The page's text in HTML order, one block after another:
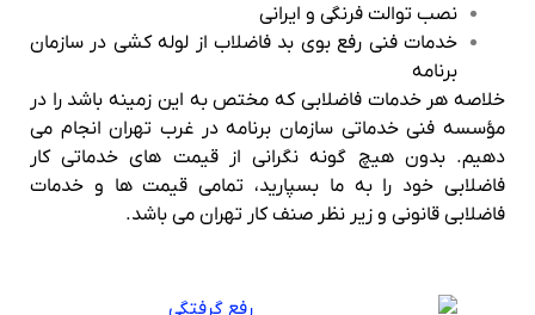
نصب توالت فرنگی و ایرانی
خدمات فنی رفع بوی بد فاضلاب از لوله کشی در سازمان
برنامه
خلاصه هر خدمات فاضلابی که مختص به این زمینه باشد را در
مؤسسه فنی خدماتی سازمان برنامه در غرب تهران انجام می
دهیم. بدون هیچ گونه نگرانی از قیمت های خدماتی کار
فاضلابی خود را به ما بسپارید، تمامی قیمت ها و خدمات
فاضلابی قانونی و زیر نظر صنف کار تهران می باشد.